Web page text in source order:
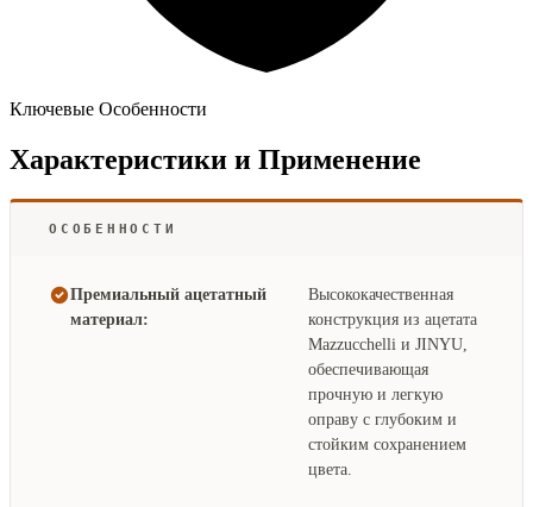
Ключевые Особенности
Характеристики и Применение
ОСОБЕННОСТИ
Премиальный ацетатный
материал:
Высококачественная
конструкция из ацетата
Mazzucchelli и JINYU,
обеспечивающая
прочную и легкую
оправу с глубоким и
стойким сохранением
цвета.